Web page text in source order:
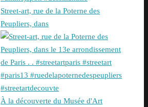
Street-art, rue de la Poterne des
Peupliers, dans
À la découverte du Musée d'Art